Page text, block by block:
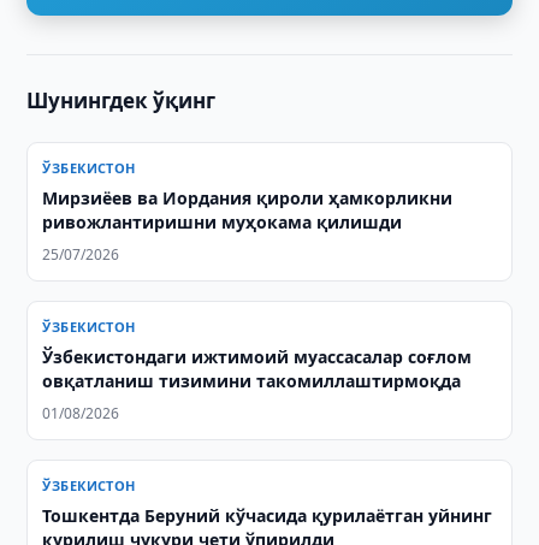
Шунингдек ўқинг
ЎЗБЕКИСТОН
Мирзиёев ва Иордания қироли ҳамкорликни
ривожлантиришни муҳокама қилишди
25/07/2026
ЎЗБЕКИСТОН
Ўзбекистондаги ижтимоий муассасалар соғлом
овқатланиш тизимини такомиллаштирмоқда
01/08/2026
ЎЗБЕКИСТОН
Тошкентда Беруний кўчасида қурилаётган уйнинг
қурилиш чуқури чети ўпирилди